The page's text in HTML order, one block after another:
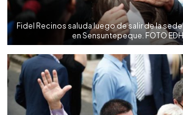
Fidel Recinos saluda luego de salir de la
en Sensuntepeque. FOTO EDH